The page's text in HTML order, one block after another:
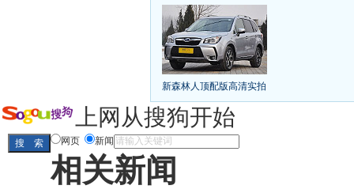
丰田推八款低价新车 全新RAV4海外售
第九代雅阁/本田新小SUV
凯越已跌至8折甩卖 6款合资自主车是真的低价
给中国人争气的热销SUV 全新马自达6：海外
10万元新车叫板合资 15万买车谁好
长城2013年新SUV规划曝光
全新胜达23日上市 秒杀日系的SUV
大众6万
最高法解释：醉驾毒驾发生交通事故 交强险应
新森林人顶配版高清实拍
屌丝必看世界末日逃亡车
上网从搜狗开始
网页 新闻
相关新闻